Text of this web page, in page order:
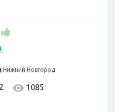
Нижний Новгород
2 1085